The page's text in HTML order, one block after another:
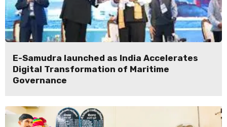
E-Samudra launched as India Accelerates
Digital Transformation of Maritime
Governance